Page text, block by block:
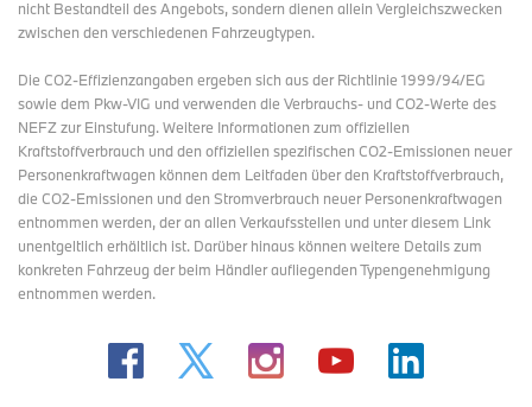
nicht Bestandteil des Angebots, sondern dienen allein Vergleichszwecken
zwischen den verschiedenen Fahrzeugtypen.
Die CO2-Effizienzangaben ergeben sich aus der Richtlinie 1999/94/EG
sowie dem Pkw-VIG und verwenden die Verbrauchs- und CO2-Werte des
NEFZ zur Einstufung. Weitere Informationen zum offiziellen
Kraftstoffverbrauch und den offiziellen spezifischen CO2-Emissionen neuer
Personenkraftwagen können dem Leitfaden über den Kraftstoffverbrauch,
die CO2-Emissionen und den Stromverbrauch neuer Personenkraftwagen
entnommen werden, der an allen Verkaufsstellen und unter diesem Link
unentgeltlich erhältlich ist. Darüber hinaus können weitere Details zum
konkreten Fahrzeug der beim Händler aufliegenden Typengenehmigung
entnommen werden.